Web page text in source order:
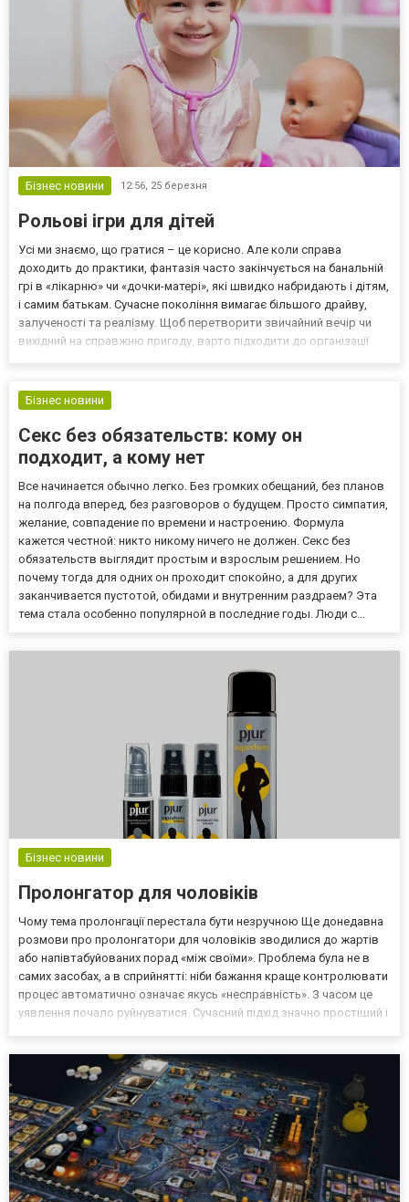
Бізнес новини 12:56, 25 березня
Рольові ігри для дітей
Усі ми знаємо, що гратися – це корисно. Але коли справа
доходить до практики, фантазія часто закінчується на банальній
грі в «лікарню» чи «дочки-матері», які швидко набридають і дітям,
і самим батькам. Сучасне покоління вимагає більшого драйву,
залученості та реалізму. Щоб перетворити звичайний вечір чи
вихідний на справжню пригоду, варто підходити до організації
Бізнес новини
Секс без обязательств: кому он
подходит, а кому нет
Все начинается обычно легко. Без громких обещаний, без планов
на полгода вперед, без разговоров о будущем. Просто симпатия,
желание, совпадение по времени и настроению. Формула
кажется честной: никто никому ничего не должен. Секс без
обязательств выглядит простым и взрослым решением. Но
почему тогда для одних он проходит спокойно, а для других
заканчивается пустотой, обидами и внутренним раздраем? Эта
тема стала особенно популярной в последние годы. Люди с...
Бізнес новини
Пролонгатор для чоловіків
Чому тема пролонгації перестала бути незручною Ще донедавна
розмови про пролонгатори для чоловіків зводилися до жартів
або напівтабуйованих порад «між своїми». Проблема була не в
самих засобах, а в сприйнятті: ніби бажання краще контролювати
процес автоматично означає якусь «несправність». З часом це
уявлення почало руйнуватися. Сучасний підхід значно простіший і